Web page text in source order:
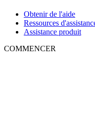
Obtenir de l'aide
Ressources
Assistance produit
COMMENCER